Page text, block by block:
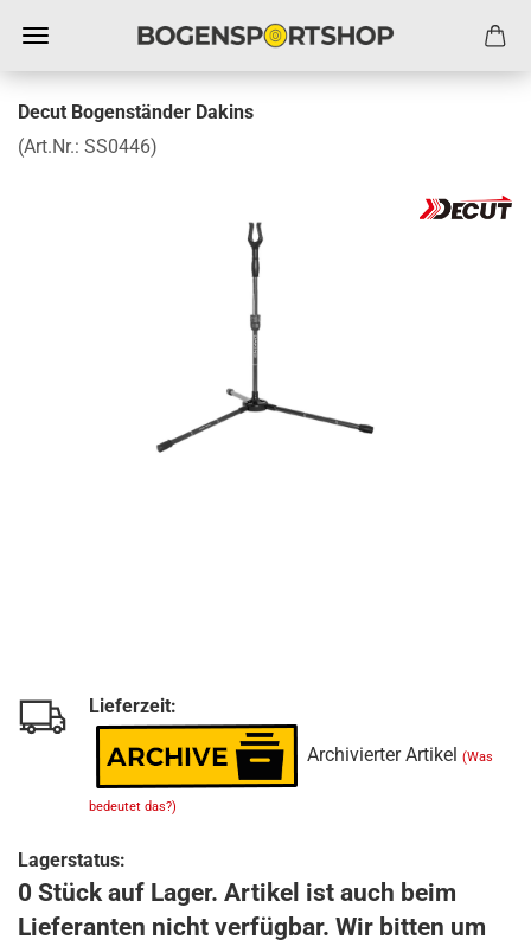
Decut Bogenständer Dakins
(Art.Nr.: SS0446)
Lieferzeit:
Archivierter Artikel (Was
bedeutet das?)
Lagerstatus:
0 Stück auf Lager. Artikel ist auch beim
Lieferanten nicht verfügbar. Wir bitten um